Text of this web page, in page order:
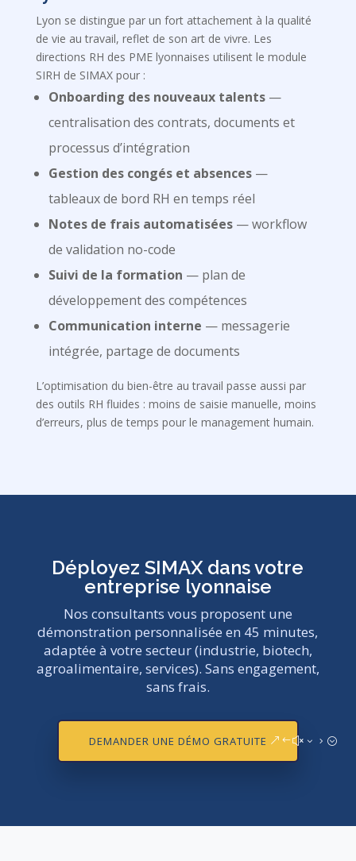
Lyon se distingue par un fort attachement à la qualité
de vie au travail, reflet de son art de vivre. Les
directions RH des PME lyonnaises utilisent le module
SIRH de SIMAX pour :
Onboarding des nouveaux talents—
centralisation des contrats, documents et
processus d’intégration
Gestion des congés et absences—
tableaux de bord RH en temps réel
Notes de frais automatisées— workflow
de validation no-code
Suivi de la formation — plan de
développement des compétences
Communication interne — messagerie
intégrée, partage de documents
L’optimisation du bien-être au travail passe aussi par
des outils RH fluides : moins de saisie manuelle, moins
d’erreurs, plus de temps pour le management humain.
Déployez SIMAX dans votre
entreprise lyonnaise
Nos consultants vous proposent une
démonstration personnalisée en 45 minutes,
adaptée à votre secteur (industrie, biotech,
agroalimentaire, services). Sans engagement,
sans frais.
DEMANDER UNE DÉMO GRATUITE